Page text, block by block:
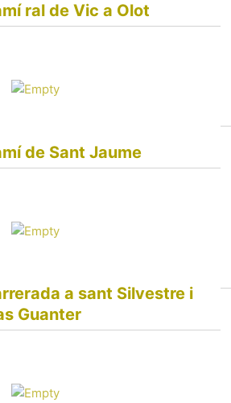
ral de Vic a Olot
de Sant Jaume
a sant Silvestre i
Guanter